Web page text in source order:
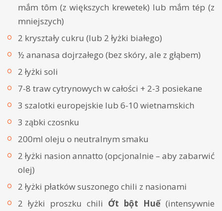
mắm tôm (z większych krewetek) lub mắm tép (z
mniejszych)
2 kryształy cukru (lub 2 łyżki białego)
½ ananasa dojrzałego (bez skóry, ale z głąbem)
2 łyżki soli
7-8 traw cytrynowych w całości + 2-3 posiekane
3 szalotki europejskie lub 6-10 wietnamskich
3 ząbki czosnku
200ml oleju o neutralnym smaku
2 łyżki nasion annatto (opcjonalnie – aby zabarwić
olej)
2 łyżki płatków suszonego chili z nasionami
2 łyżki proszku chili Ớt bột Huế(intensywnie